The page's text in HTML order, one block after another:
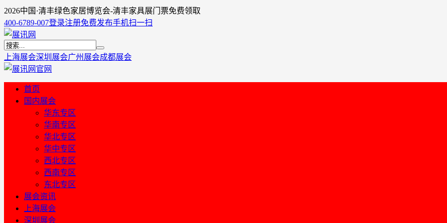
2026中国·清丰绿色家居博览会-清丰家具展门票免费领取
400-6789-007登录注册免费发布手机扫一扫
上海展会深圳展会广州展会成都展会
首页
国内展会
华东专区
华南专区
华北专区
华中专区
西北专区
西南专区
东北专区
展会资讯
上海展会
深圳展会